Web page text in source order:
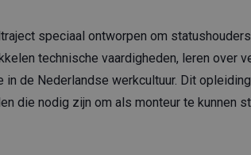
speciaal ontworpen om
technische vaardigheden, leren over
in de Nederlandse werkcultuur. Dit
die nodig zijn om als monteur te kunnen